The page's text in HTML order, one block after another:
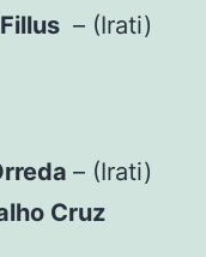
– (Irati)
– (Irati)
Cruz